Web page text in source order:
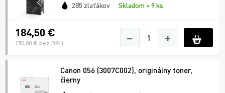
285 zlaťákov Skladom > 9 ks
184,50 €
150,00 € bez DPH − +
Canon 056 (3007C002), originálny toner,
čierny